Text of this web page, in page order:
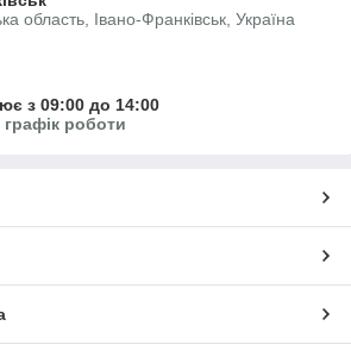
область, Івано-Франківськ, Україна
з 09:00 до 14:00
роботи